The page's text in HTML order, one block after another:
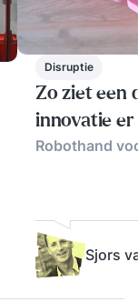
Disruptie
Zo ziet een
innovatie
Robothand
Sjors